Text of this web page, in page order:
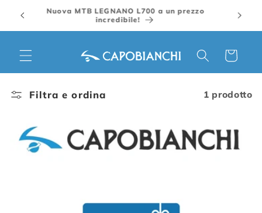
direttamenteNuova MTB LEGNANO L700 a un prezzo
incredibile!
Carrello
Filtra e ordina 1 prodotto